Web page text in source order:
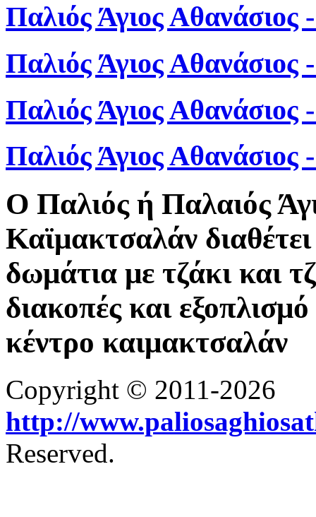
Παλιός Άγιος Αθανάσιος
Παλιός Άγιος Αθανάσιος
Παλιός Άγιος
Παλιός Άγιος
Ο Παλιός ή Παλαιός
Καϊμακτσαλάν
δωμάτια με τζάκι και
διακοπές και
κέντρο καιμακτσαλάν
Copyright © 2011-2026
http://
Reserved.